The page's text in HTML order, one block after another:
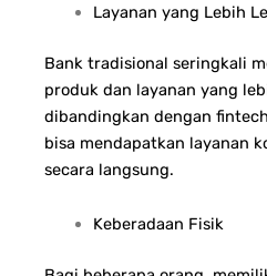
Layanan yang Lebih
Bank tradisional seringkali
produk dan layanan yang
dibandingkan dengan
bisa mendapatkan layanan
secara langsung.
Keberadaan Fisik